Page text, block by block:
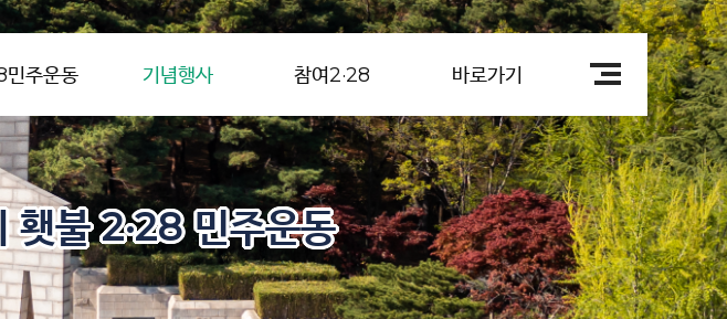
민주운동 기념행사 참여2·28 바로가기
횃불 2·28 민주운동